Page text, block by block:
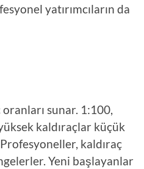
yatırımcıların da
sunar. 1:100,
kaldıraçlar küçük
kaldıraç
Yeni başlayanlar